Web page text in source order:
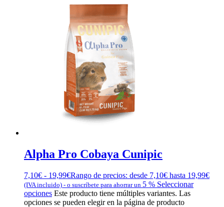
Alpha Pro Cobaya Cunipic
7,10€ - 19,99€Rango de precios: desde 7,10€ hasta 19,99€
(IVA incluido) - o suscríbete para ahorrar un 5 % Seleccionar
opciones Este producto tiene múltiples variantes. Las
opciones se pueden elegir en la página de producto